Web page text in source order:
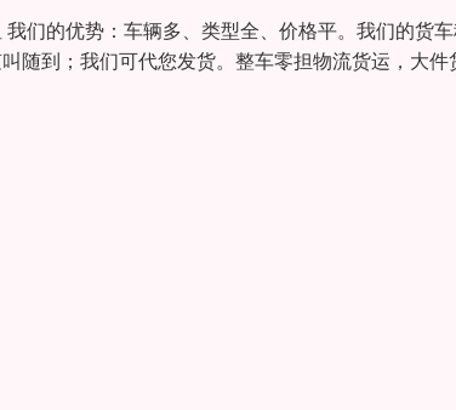
们的优势：车辆多、类型全、价格平。我们的货
随到；我们可代您发货。整车零担物流货运，大件